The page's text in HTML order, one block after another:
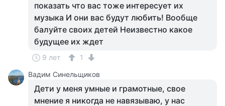
показать что вас тоже интересует их
музыка И они вас будут любить! Вообще
балуйте своих детей Неизвестно какое
будущее их ждет
9 лет
1
Вадим Синельщиков
Дети у меня умные и грамотные, свое
мнение я никогда не навязываю, у нас